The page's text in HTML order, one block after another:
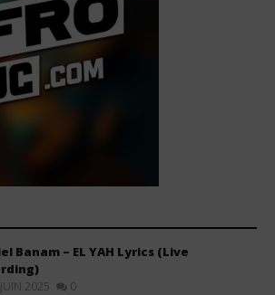
Banam – EL YAH Lyrics (Live
2025 0